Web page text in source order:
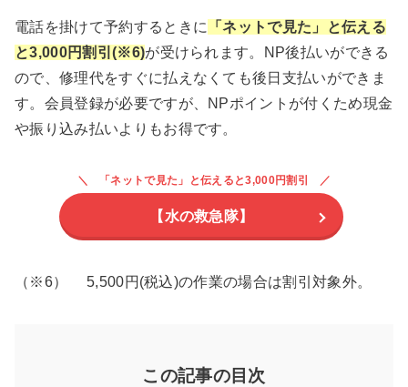
電話を掛けて予約するときに
「ネットで見た」と伝える
と3,000円割引(※6)が受けられます。NP後払いができる
ので、修理代をすぐに払えなくても後日支払いができま
す。会員登録が必要ですが、NPポイントが付くため現金
や振り込み払いよりもお得です。
「ネットで見た」と伝えると3,000円割引
【水の救急隊】
（※6） 5,500円(税込)の作業の場合は割引対象外。
この記事の目次